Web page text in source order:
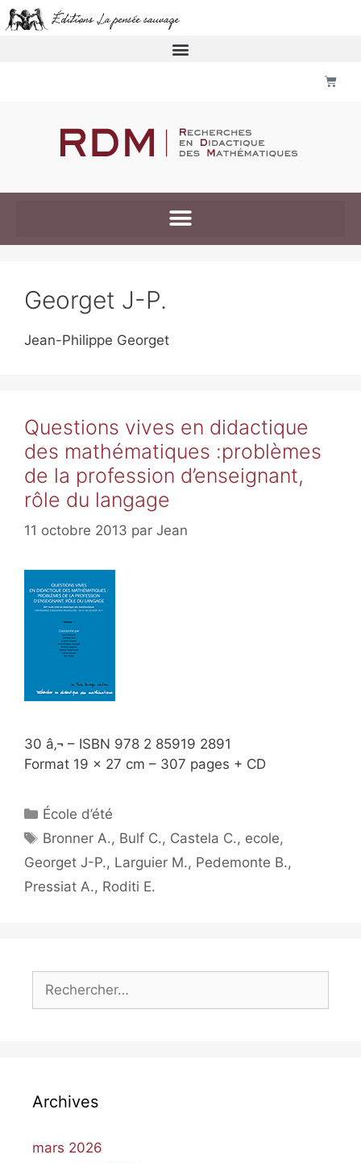
Georget J-P.
Jean-Philippe Georget
Questions vives en didactique
des mathématiques :problèmes
de la profession d’enseignant,
rôle du langage
11 octobre 2013 par Jean
30 â‚¬ – ISBN 978 2 85919 2891
Format 19 x 27 cm – 307 pages + CD
École d’été
Bronner A., Bulf C., Castela C., ecole,
Georget J-P., Larguier M., Pedemonte B.,
Pressiat A., Roditi E.
Archives
mars 2026